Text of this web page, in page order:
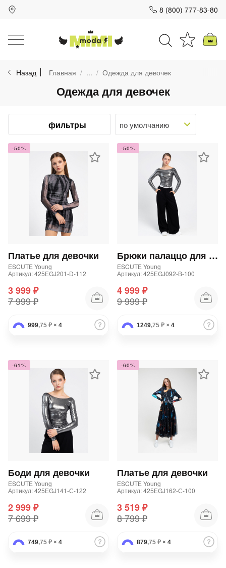
8 (800) 777-83-80
Назад Главная ... Одежда для девочек
Одежда для девочек
фильтры
-50%
Платье для девочки
ESCUTE Young
Артикул: 425EGJ201-D-112
3 999 ₽
7 999 ₽
999,75 ₽ × 4
-50%
Брюки палаццо для девочки
ESCUTE Young
Артикул: 425EGJ092-B-100
4 999 ₽
9 999 ₽
1249,75 ₽ × 4
-61%
Боди для девочки
ESCUTE Young
Артикул: 425EGJ141-С-122
2 999 ₽
7 699 ₽
749,75 ₽ × 4
-60%
Платье для девочки
ESCUTE Young
Артикул: 425EGJ162-С-100
3 519 ₽
8 799 ₽
879,75 ₽ × 4
Для клиентов всех банков
Разбейте
оплатуна части
без переплат
График платежей
в корзину
Оплачивайте сегодня только
25
% картой любого банка
Оставшиеся 75 % будут
списываться
по25%каждые 2 недели
Подробнее
раз в 2
Остались вопросы?
plait.ru